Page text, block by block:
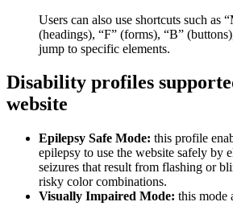
Users can also use shortcuts such as
(headings), “F” (forms), “B”
jump to specific elements.
Disability profiles
website
Epilepsy Safe Mode: this profile
epilepsy to use the website safely by
seizures that result from flashing or
risky color combinations.
Visually Impaired Mode: this mode